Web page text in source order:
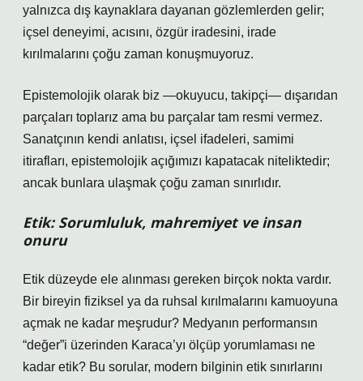
yalnızca dış kaynaklara dayanan gözlemlerden gelir;
içsel deneyimi, acısını, özgür iradesini, irade
kırılmalarını çoğu zaman konuşmuyoruz.
Epistemolojik olarak biz —okuyucu, takipçi— dışarıdan
parçaları toplarız ama bu parçalar tam resmi vermez.
Sanatçının kendi anlatısı, içsel ifadeleri, samimi
itirafları, epistemolojik açığımızı kapatacak niteliktedir;
ancak bunlara ulaşmak çoğu zaman sınırlıdır.
Etik: Sorumluluk, mahremiyet ve insan
onuru
Etik düzeyde ele alınması gereken birçok nokta vardır.
Bir bireyin fiziksel ya da ruhsal kırılmalarını kamuoyuna
açmak ne kadar meşrudur? Medyanın performansın
“değer”i üzerinden Karaca’yı ölçüp yorumlaması ne
kadar etik? Bu sorular, modern bilginin etik sınırlarını